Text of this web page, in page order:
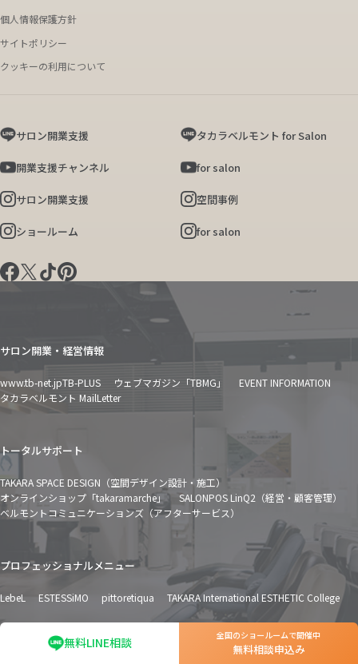
無料LINE相談
全国のショールームで開催中
無料相談申込み
サロン開業支援 タカラベルモント for Salon
開業支援チャンネル for salon
サロン開業支援 空間事例
ショールーム for salon
個人情報保護方針
サイトポリシー
クッキーの利用について
サロン開業・経営情報
www.tb-net.jpTB-PLUS ウェブマガジン「TBMG」
EVENT INFORMATION
タカラベルモント MailLetter
トータルサポート
TAKARA SPACE DESIGN（空間デザイン設計・施工）
オンラインショップ「takaramarche」
SALONPOS LinQ2（経営・顧客管理）
ベルモントコミュニケーションズ（アフターサービス）
プロフェッショナルメニュー
LebeL ESTESSiMO pittoretiqua TAKARA International ESTHETIC College